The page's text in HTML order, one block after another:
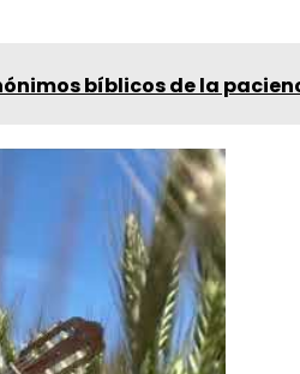
bíblicos de la